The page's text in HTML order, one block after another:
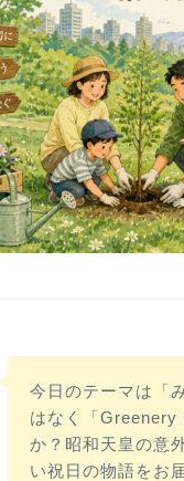
今日のテーマは「
はなく「Greenery
か？昭和天皇の意
い祝日の物語をお